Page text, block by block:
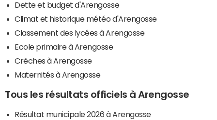
Dette et budget d'Arengosse
Climat et historique météo d'Arengosse
Classement des lycées à Arengosse
Ecole primaire à Arengosse
Crèches à Arengosse
Maternités à Arengosse
Tous les résultats officiels à Arengosse
Résultat municipale 2026 à Arengosse